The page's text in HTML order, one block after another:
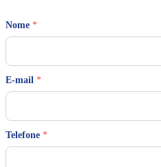
T
f
o
n
m
e
Nome *
E-mail *
Telefone *